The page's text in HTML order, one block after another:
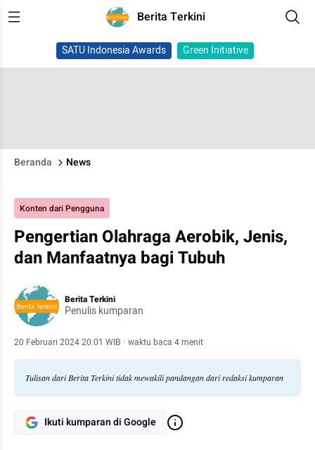
Berita Terkini
SATU Indonesia Awards Green Initiative
Beranda News
Konten dari Pengguna
Pengertian Olahraga Aerobik, Jenis,
dan Manfaatnya bagi Tubuh
Berita Terkini
Penulis kumparan
20 Februari 2024 20:01 WIB · waktu baca 4 menit
Tulisan dari Berita Terkini tidak mewakili pandangan dari redaksi kumparan
Ikuti kumparan di Google